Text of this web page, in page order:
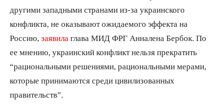
другими западными странами из-за украинского
конфликта, не оказывают ожидаемого эффекта на
Россию, заявила глава МИД ФРГ Анналена Бербок. По
ее мнению, украинский конфликт нельзя прекратить
“рациональными решениями, рациональными мерами,
которые принимаются среди цивилизованных
правительств”.